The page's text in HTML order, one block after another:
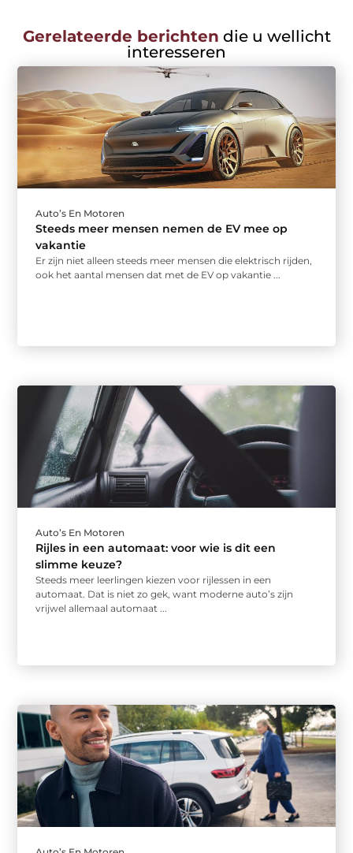
Gerelateerde berichten die u wellicht
interesseren
Auto’s En Motoren
Steeds meer mensen nemen de EV mee op
vakantie
Er zijn niet alleen steeds meer mensen die elektrisch rijden,
ook het aantal mensen dat met de EV op vakantie ...
Auto’s En Motoren
Rijles in een automaat: voor wie is dit een
slimme keuze?
Steeds meer leerlingen kiezen voor rijlessen in een
automaat. Dat is niet zo gek, want moderne auto’s zijn
vrijwel allemaal automaat ...